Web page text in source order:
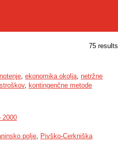
75 results
, ekonomika okolja, netržne
, kontingenčne metode
2000
polje, Pivško-Cerkniška